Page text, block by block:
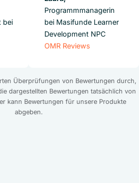
bei
Programmmanagerin
bei Masifunde Learner
Development NPC
OMR Reviews
Überprüfungen von Bewertungen durch,
dargestellten Bewertungen tatsächlich von
kann Bewertungen für unsere Produkte
abgeben.